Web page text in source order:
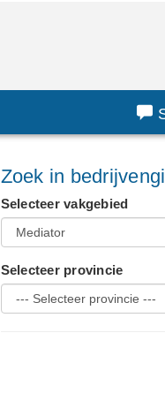
Zoek in
Selecteer vakgebied
Selecteer provincie